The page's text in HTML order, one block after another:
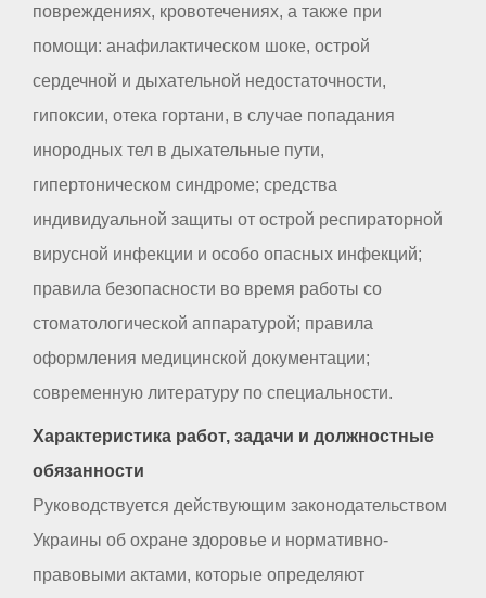
повреждениях, кровотечениях, а также при
помощи: анафилактическом шоке, острой
сердечной и дыхательной недостаточности,
гипоксии, отека гортани, в случае попадания
инородных тел в дыхательные пути,
гипертоническом синдроме; средства
индивидуальной защиты от острой респираторной
вирусной инфекции и особо опасных инфекций;
правила безопасности во время работы со
стоматологической аппаратурой; правила
оформления медицинской документации;
современную литературу по специальности.
Характеристика работ, задачи и должностные
обязанности
Руководствуется действующим законодательством
Украины об охране здоровье и нормативно-
правовыми актами, которые определяют